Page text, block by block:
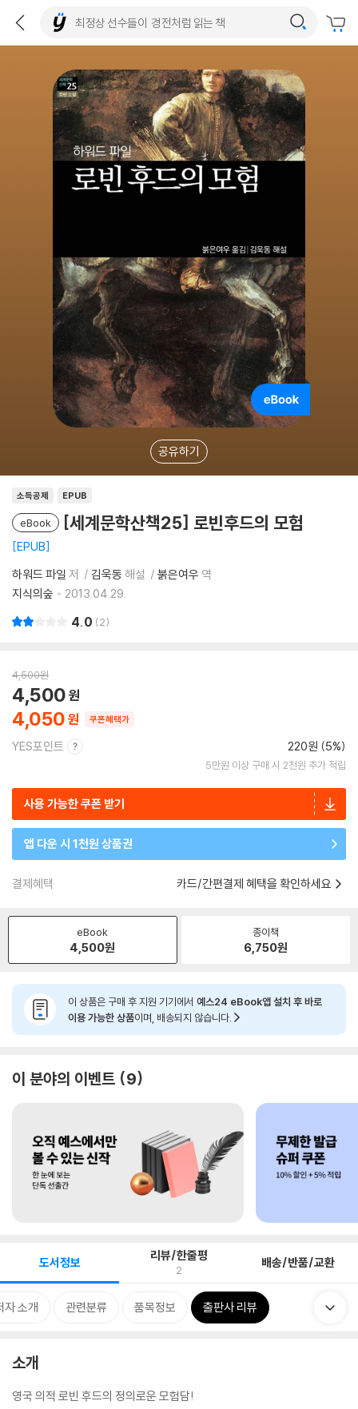
공유하기
소득공제 EPUB
eBook [세계문학산책25] 로빈후드의 모험
EPUB
하워드 파일 저 김욱동 해설 붉은여우 역
지식의숲
2013.04.29.
4.0 2
4,500원
4,050
4,500
쿠폰혜택가
YES포인트 220원 (5%)
5만원 이상 구매 시 2천원 추가 적립
사용 가능한 쿠폰 받기
앱 다운 시 1천원 상품권
결제혜택 카드/간편결제 혜택을 확인하세요
eBook
4,500원
종이책
6,750원
이 상품은 구매 후 지원 기기에서 예스24 eBook앱 설치 후 바로
이용 가능한 상품이며, 배송되지 않습니다.
이 분야의 이벤트 9
도서정보 리뷰/한줄평
2 배송/반품/교환
자 소개 관련분류 품목정보 출판사 리뷰
소개
영국 의적 로빈 후드의 정의로운 모험담!